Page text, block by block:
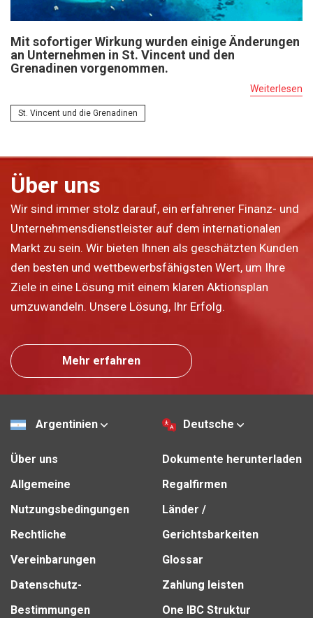
Mit sofortiger Wirkung wurden einige Änderungen
an Unternehmen in St. Vincent und den
Grenadinen vorgenommen.
Weiterlesen
St. Vincent und die Grenadinen
Über uns
Wir sind immer stolz darauf, ein erfahrener Finanz- und
Unternehmensdienstleister auf dem internationalen
Markt zu sein. Wir bieten Ihnen als geschätzten Kunden
den besten und wettbewerbsfähigsten Wert, um Ihre
Ziele in eine Lösung mit einem klaren Aktionsplan
umzuwandeln. Unsere Lösung, Ihr Erfolg.
Mehr erfahren
Argentinien Deutsche
Über uns
Allgemeine
Nutzungsbedingungen
Rechtliche
Vereinbarungen
Datenschutz-
Bestimmungen
Dokumente herunterladen
Regalfirmen
Länder /
Gerichtsbarkeiten
Glossar
Zahlung leisten
One IBC Struktur